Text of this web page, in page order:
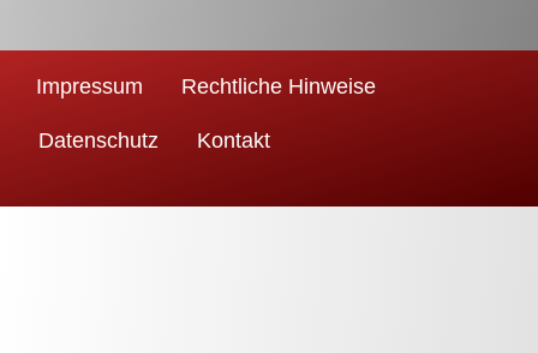
Impressum Rechtliche Hinweise
Datenschutz Kontakt